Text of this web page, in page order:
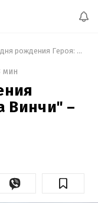
Накануне дня рождения Героя: умер брат "Да Винчи" – Иван Коцюбайло
мин
Винчи" –